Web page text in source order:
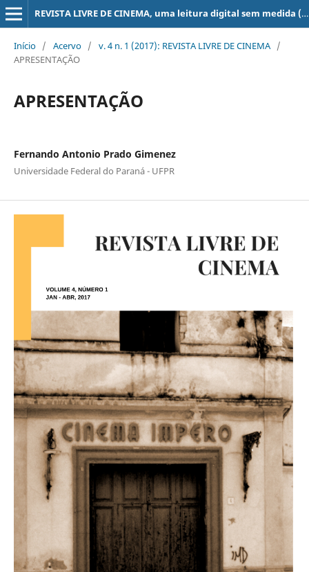
REVISTA LIVRE DE CINEMA, uma leitura digital sem medida (super 8, 16, 35, 70 mm, ...)
Início / Acervo / v. 4 n. 1 (2017): REVISTA LIVRE DE CINEMA /
APRESENTAÇÃO
APRESENTAÇÃO
Fernando Antonio Prado Gimenez
Universidade Federal do Paraná - UFPR